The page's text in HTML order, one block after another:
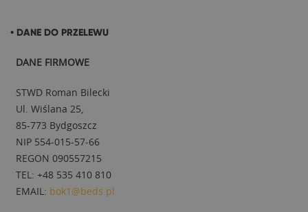
• DANE DO PRZELEWU
DANE FIRMOWE
STWD Roman Bilecki
Ul. Wiślana 25,
85-773 Bydgoszcz
NIP 554-015-57-66
REGON 090557215
TEL: +48 535 410 810
EMAIL: bok1@beds.pl